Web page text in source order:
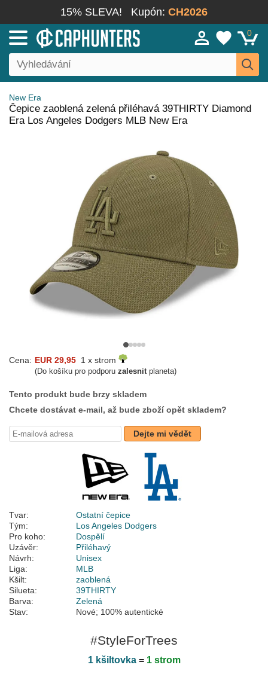
15% SLEVA! Kupón: CH2026
0
New Era
Čepice zaoblená zelená přiléhavá 39THIRTY Diamond
Era Los Angeles Dodgers MLB New Era
Cena: EUR 29,95 1 x strom
(Do košíku pro podporu zalesnitplaneta)
Tento produkt bude brzy skladem
Chcete dostávat e-mail, až bude zboží opět skladem?
Dejte mi vědět
Tvar:
Ostatní čepice
Tým:
Los Angeles Dodgers
Pro koho:
Dospělí
Uzávěr:
Přiléhavý
Návrh:
Unisex
Liga:
MLB
Kšilt:
zaoblená
Silueta:
39THIRTY
Barva:
Zelená
Stav:
Nové; 100% autentické
#StyleForTrees
1 kšiltovka= 1 strom